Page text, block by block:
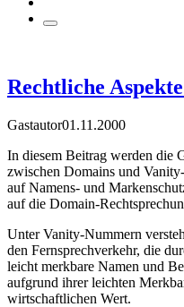
Rechtliche
Gastautor01.11.2000
In diesem Beitrag werden die
zwischen Domains und
auf Namens- und
auf die Domain-
Unter Vanity-Nummern
den Fernsprechverkehr, die
leicht merkbare Namen und
aufgrund ihrer leichten
wirtschaftlichen Wert.